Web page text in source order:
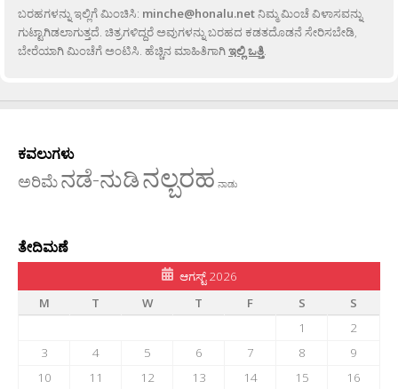
ಬರಹಗಳನ್ನು ಇಲ್ಲಿಗೆ ಮಿಂಚಿಸಿ: minche@honalu.netನಿಮ್ಮ ಮಿಂಚೆ ವಿಳಾಸವನ್ನು
ಗುಟ್ಟಾಗಿಡಲಾಗುತ್ತದೆ. ಚಿತ್ರಗಳಿದ್ದರೆ ಅವುಗಳನ್ನು ಬರಹದ ಕಡತದೊಡನೆ ಸೇರಿಸಬೇಡಿ,
ಬೇರೆಯಾಗಿ ಮಿಂಚೆಗೆ ಅಂಟಿಸಿ. ಹೆಚ್ಚಿನ ಮಾಹಿತಿಗಾಗಿಇಲ್ಲಿ ಒತ್ತಿ.
ಕವಲುಗಳು
ಅರಿಮೆನಡೆ-ನುಡಿನಲ್ಬರಹ ನಾಡು
ತೇದಿಮಣೆ
ಆಗಸ್ಟ್ 2026
M
T W T F S
S
1
2
3
4 5 6 7 8
9
10
11 12 13 14 15
16